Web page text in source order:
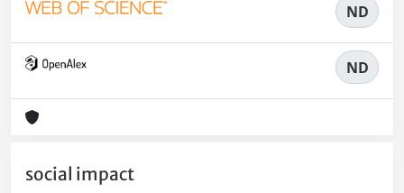
ND
ND
social impact